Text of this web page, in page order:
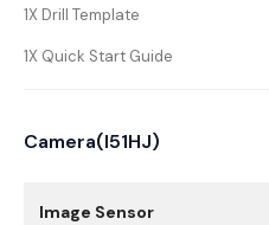
1X Drill Template
1X Quick Start Guide
Camera(I51HJ)
Image Sensor